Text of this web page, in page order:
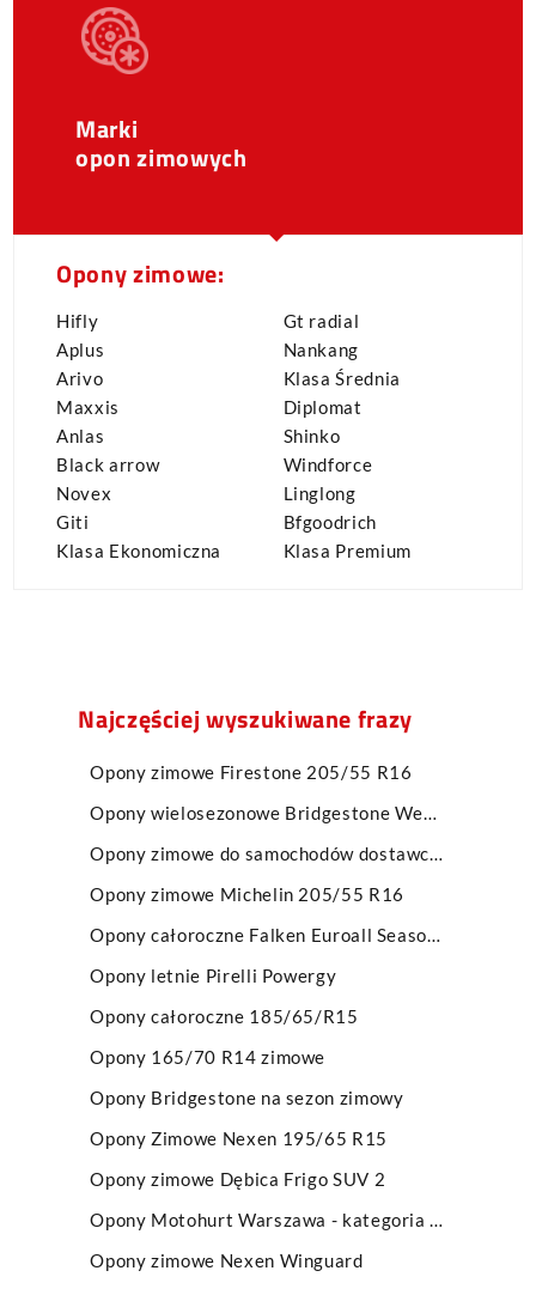
Opony zimowe:
Hifly
Aplus
Arivo
Maxxis
Anlas
Black arrow
Novex
Giti
Klasa Ekonomiczna
Gt radial
Nankang
Klasa Średnia
Diplomat
Shinko
Windforce
Linglong
Bfgoodrich
Klasa Premium
Marki
opon zimowych
Najczęściej wyszukiwane frazy
Opony zimowe Firestone 205/55 R16
Opony wielosezonowe Bridgestone Weather Control A005 EVO
Opony zimowe do samochodów dostawczych
Opony zimowe Michelin 205/55 R16
Opony całoroczne Falken Euroall Season AS210
Opony letnie Pirelli Powergy
Opony całoroczne 185/65/R15
Opony 165/70 R14 zimowe
Opony Bridgestone na sezon zimowy
Opony Zimowe Nexen 195/65 R15
Opony zimowe Dębica Frigo SUV 2
Opony Motohurt Warszawa - kategoria główna z menu
Opony zimowe Nexen Winguard